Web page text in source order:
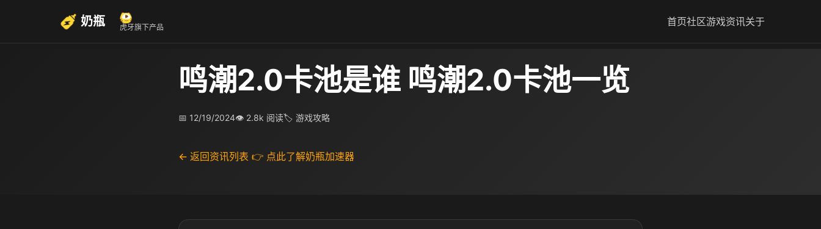
奶瓶 虎牙旗下产品 首页社区游戏资讯关于
鸣潮2.0卡池是谁 鸣潮2.0卡池一览
📅 12/19/2024👁 2.8k 阅读🏷 游戏攻略
← 返回资讯列表 👉 点此了解奶瓶加速器